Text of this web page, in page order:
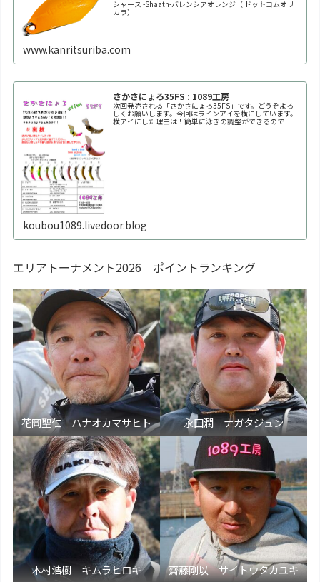
シャース -Shaath-バレンシアオレンジ（ ドットコムオリ
カラ）
www.kanritsuriba.com
さかさにょろ35FS : 1089工房
次回発売される「さかさにょろ35FS」です。どうぞよろ
しくお願いします。今回はラインアイを横にしています。
横アイにした理由は！簡単に泳ぎの調整ができるので
す！！自分好みの泳ぎ方に調整してください。※何回も曲
koubou1089.livedoor.blog
エリアトーナメント2026 ポイントランキング
花岡聖仁 ハナオカマサヒト 永田潤 ナガタジュン
木村浩樹 キムラヒロキ 齋藤剛以 サイトウタカユキ